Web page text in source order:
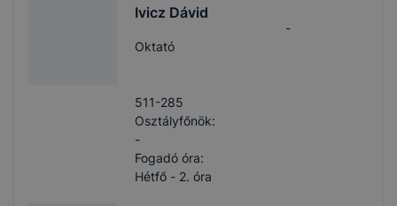
Ivicz Dávid
Oktató
-
511-285
Osztályfőnök:
-
Fogadó óra:
Hétfő - 2. óra